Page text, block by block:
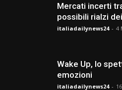
Mercati incerti
possibili rialzi
italiadailynews24 - 4
Wake Up, lo
emozioni
italiadailynews24 -